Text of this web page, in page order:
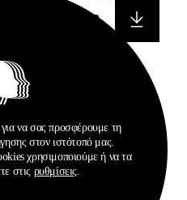
ada
v2_7
v2_12
να σας προσφέρουμε τη
στον ιστότοπό μας.
χρησιμοποιούμε ή να τα
στις ρυθμίσεις